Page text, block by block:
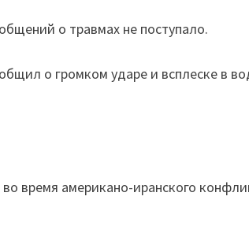
о травмах не поступало.
о громком ударе и всплеске в
время американо-иранского